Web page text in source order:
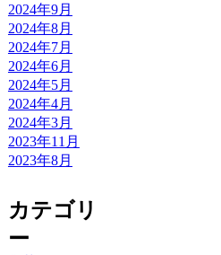
2024年9月
2024年8月
2024年7月
2024年6月
2024年5月
2024年4月
2024年3月
2023年11月
2023年8月
カテゴリ
ー